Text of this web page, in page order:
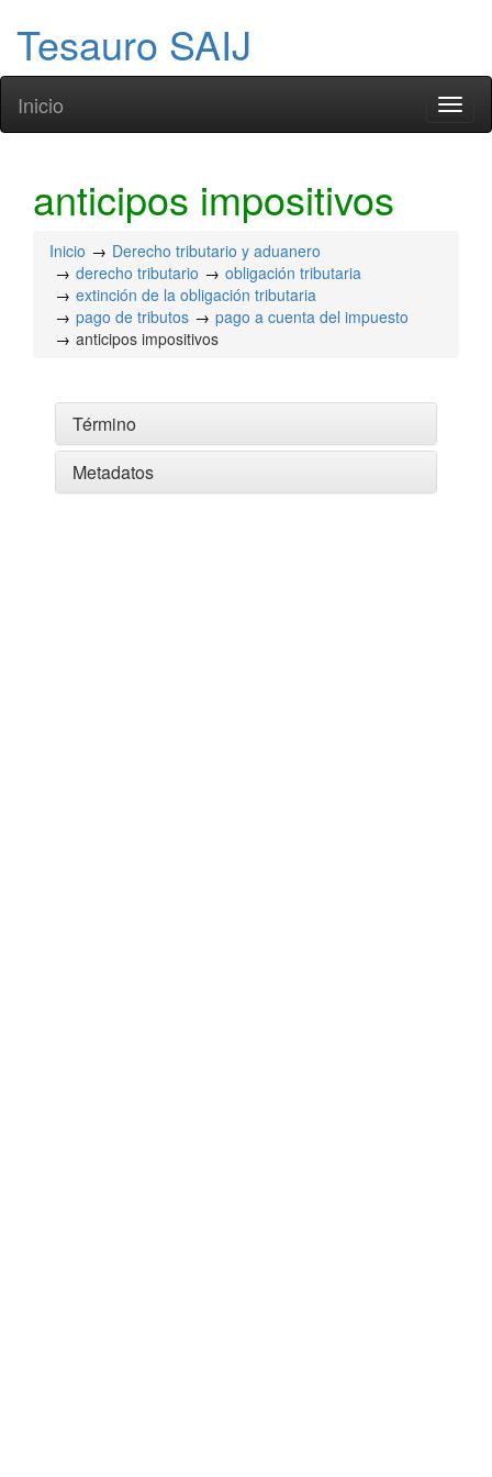
Tesauro SAIJ
Inicio
anticipos impositivos
Inicio
Derecho tributario y aduanero
derecho tributario
obligación tributaria
extinción de la obligación tributaria
pago de tributos
pago a cuenta del impuesto
anticipos impositivos
Término
Metadatos